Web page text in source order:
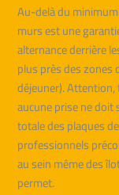
Au-delà du
murs est une
alternance derrière
plus près des zones
déjeuner).
aucune prise ne doit
totale des plaques
professionnels
au sein même des
permet.